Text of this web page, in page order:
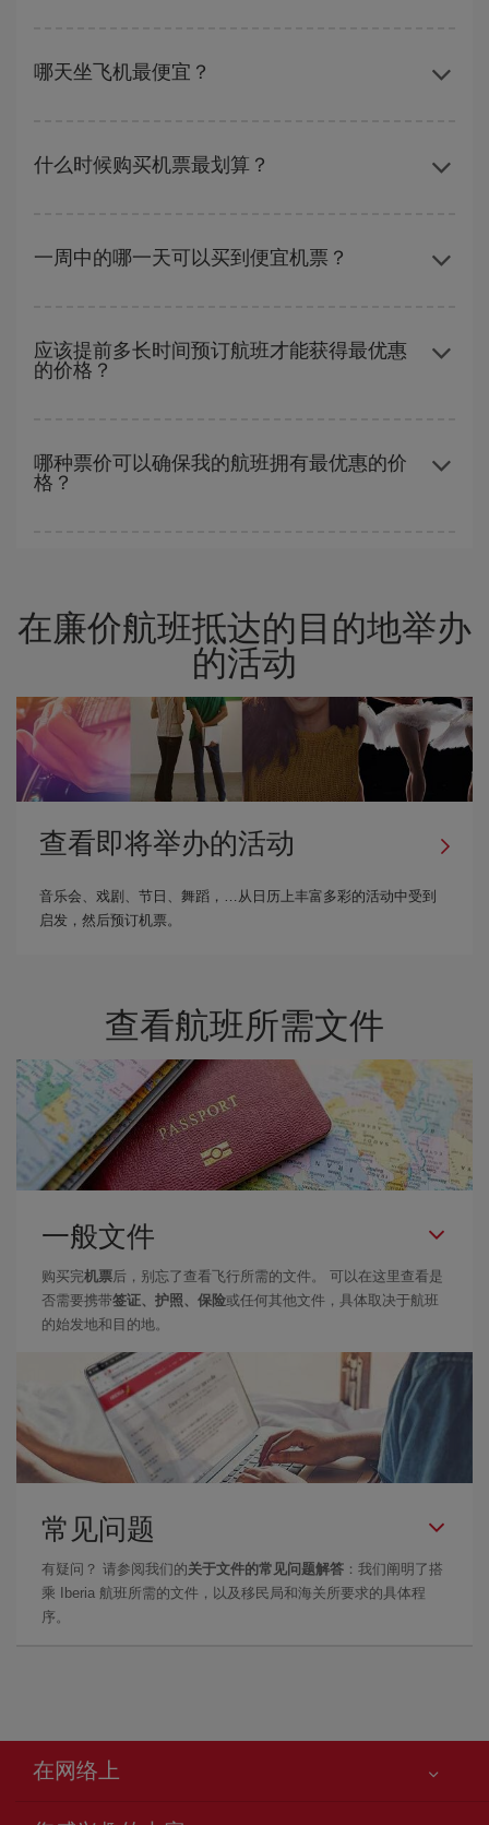
票费用并获得最便宜的机票。 此外，如果还没有决定旅行目的地，
可以查看我们的优惠，使自己从中受到启发：您一定会找到最便宜
哪天坐飞机最便宜？
询即可。 告诉我们您的始发地、目的地和旅行日期。 我们将向您展
示最便宜的航班，不仅是
您查询的航班，还有附近几天的航班
用。
什么时候购买机票最划算？
要前往的目的地，但一般来说，圣诞节、复活节和学校假期是旅游
旺季。 此外，特别是如果计划周末出游，机票
一周中的哪一天可以买到便宜机票？
有预见性和灵活性 。通常越早预订机票越便宜。 此外，在搜索航班
时对旅行的日期和时间不太严苛，就能够
选到更便宜的价格。
应该提前多长时间预订航班才能获得最优惠
的价格？
及最便宜的票价（经济舱）是否有售或即将售完。 因此，提前购买
是获得
廉价航班 关键
哪种票价可以确保我的航班拥有最优惠的价
格？
在廉价航班抵达的目的地举办
的活动
查看即将举办的活动
音乐会、戏剧、节日、舞蹈，…从日历上丰富多彩的活动中受到
启发，然后预订机票。
查看航班所需文件
一般文件
购买完机票后，别忘了查看飞行所需的文件。 可以在这里查看是
否需要携带签证、护照、保险或任何其他文件，具体取决于航班
的始发地和目的地。
常见问题
有疑问？ 请参阅我们的关于文件的常见问题解答 ：我们阐明了搭
乘 Iberia 航班所需的文件，以及移民局和海关所要求的具体程
序。
在网络上